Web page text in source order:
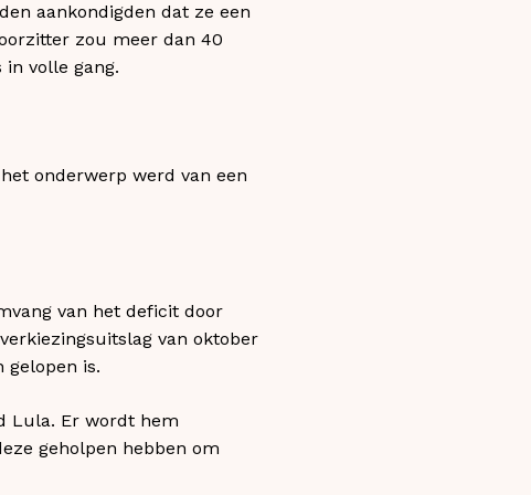
aankondigden dat ze een
zou meer dan 40
in volle gang.
onderwerp werd van een
van het deficit door
van oktober
gelopen is.
Lula. Er wordt hem
geholpen hebben om